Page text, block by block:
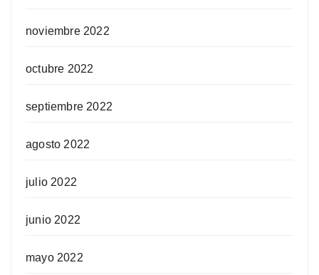
noviembre 2022
octubre 2022
septiembre 2022
agosto 2022
julio 2022
junio 2022
mayo 2022